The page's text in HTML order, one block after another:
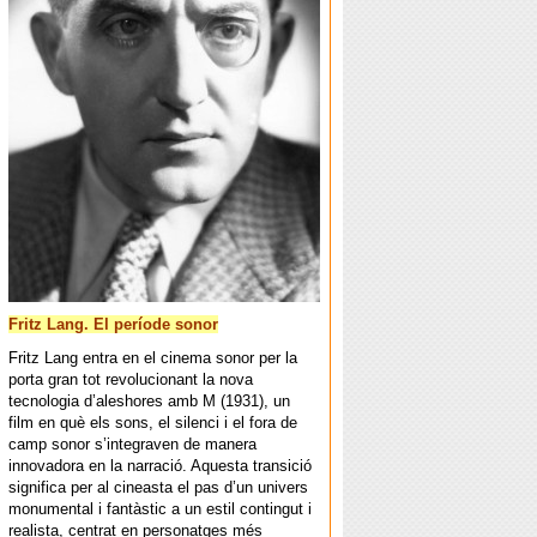
Fritz Lang. El període sonor
Fritz Lang entra en el cinema sonor per la
porta gran tot revolucionant la nova
tecnologia d’aleshores amb M (1931), un
film en què els sons, el silenci i el fora de
camp sonor s’integraven de manera
innovadora en la narració. Aquesta transició
significa per al cineasta el pas d’un univers
monumental i fantàstic a un estil contingut i
realista, centrat en personatges més